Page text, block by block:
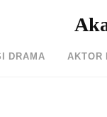
DRAMA AKTOR